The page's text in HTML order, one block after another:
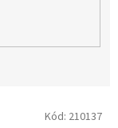
Kód: 210137